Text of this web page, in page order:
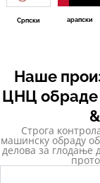
Српски арапски
Наше
ЦНЦ обраде
Строга
машинску обраду
делова за